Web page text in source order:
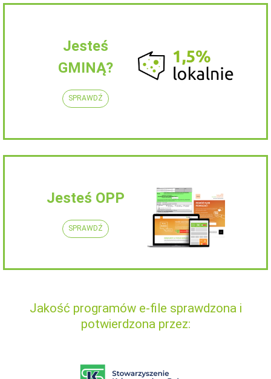
Jesteś
GMINĄ?
SPRAWDŹ
Jesteś OPP
SPRAWDŹ
Jakość programów e-file sprawdzona i
potwierdzona przez: